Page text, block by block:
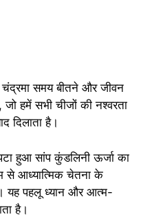
समय बीतने और जीवन
हमें सभी चीजों की नश्वरता
दिलाता है।
हुआ सांप कुंडलिनी ऊर्जा का
से आध्यात्मिक चेतना के
यह पहलू ध्यान और आत्म-
है।